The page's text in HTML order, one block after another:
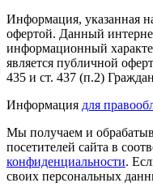
Информация, указанная
офертой. Данный
информационный
является публичной
435 и ст. 437 (п.2)
Информация для
Мы получаем и
посетителей сайта в
конфиденциальности.
своих персональных